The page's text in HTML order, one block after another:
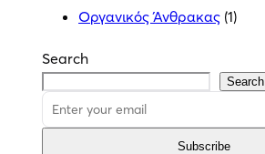
Οργανικός Άνθρακας (1)
Search
Search
Subscribe